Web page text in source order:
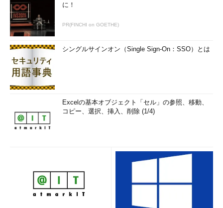
に！
PR(FINCHI on GOETHE)
シングルサインオン（Single Sign-On：SSO）とは
Excelの基本オブジェクト「セル」の参照、移動、
コピー、選択、挿入、削除 (1/4)